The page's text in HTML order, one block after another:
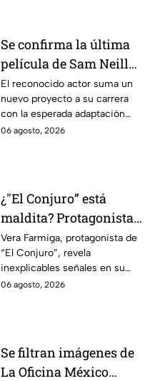
Se confirma la última
película de Sam Neill
antes de morir: esto es
lo que se sabe hasta
ahora
El reconocido actor suma un
nuevo proyecto a su carrera
con la esperada adaptación
cinematográfica del popular
06 agosto, 2026
¿"El Conjuro” está
maldita? Protagonista
revela INQUIETANTES
señales en su cuerpo
durante la grabación de
la película
Vera Farmiga, protagonista de
“El Conjuro”, revela
inexplicables señales en su
cuerpo durante el rodaje de la
06 agosto, 2026
Se filtran imágenes de
La Oficina México